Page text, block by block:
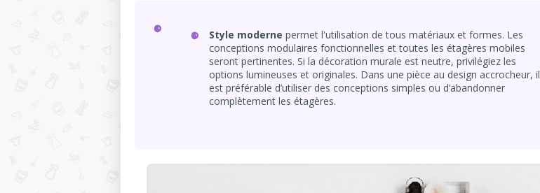
Style moderne permet l'utilisation de tous matériaux et formes. Les
conceptions modulaires fonctionnelles et toutes les étagères mobiles
seront pertinentes. Si la décoration murale est neutre, privilégiez les
options lumineuses et originales. Dans une pièce au design accrocheur, il
est préférable d’utiliser des conceptions simples ou d’abandonner
complètement les étagères.